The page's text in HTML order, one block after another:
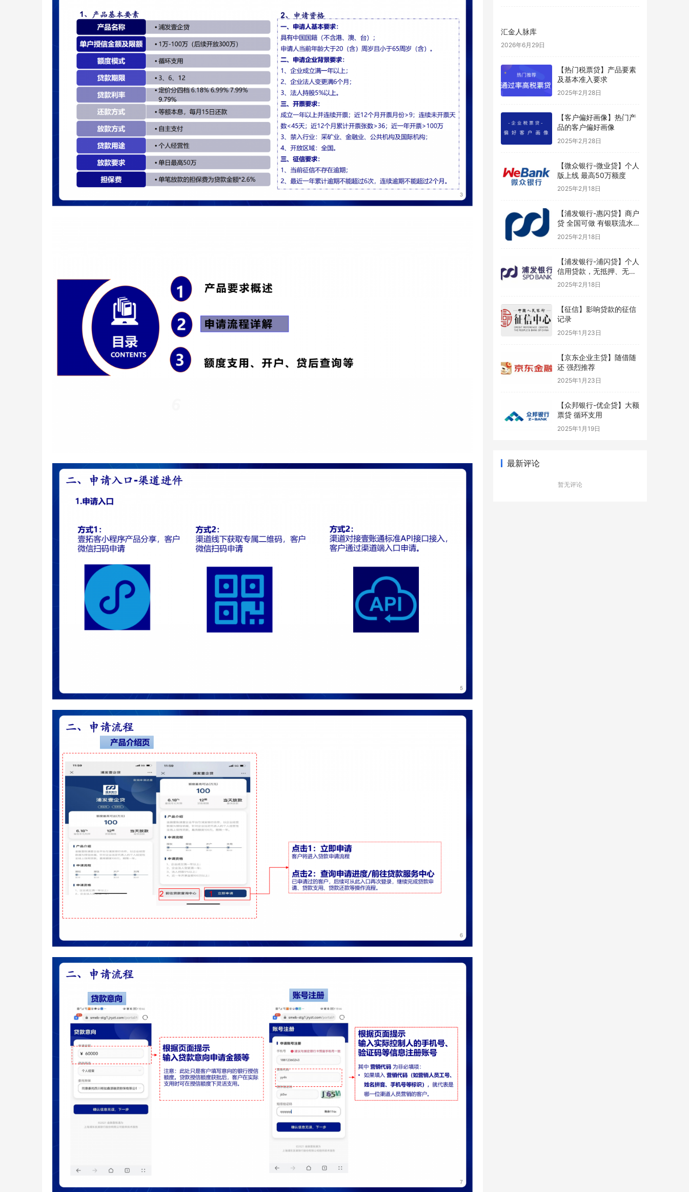
汇金人脉库
2026年6月29日
【热门税票贷】产品要素
及基本准入要求
2025年2月28日
【客户偏好画像】热门产
品的客户偏好画像
2025年2月28日
【微众银行-微业贷】个人
版上线 最高50万额度
2025年2月18日
【浦发银行-惠闪贷】商户
贷 全国可做 有银联流水
好申请
2025年2月18日
【浦发银行-浦闪贷】个人
信用贷款，无抵押、无担
保
2025年2月18日
【征信】影响贷款的征信
记录
2025年1月23日
【京东企业主贷】随借随
还 强烈推荐
2025年1月23日
【众邦银行-优企贷】大额
票贷 循环支用
2025年1月19日
最新评论
暂无评论